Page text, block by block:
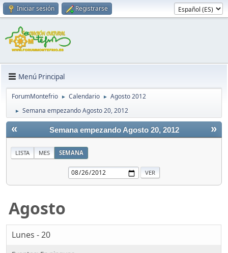
Iniciar sesión Registrarse
Menú Principal
ForumMontefrio ► Calendario ► Agosto 2012
► Semana empezando Agosto 20, 2012
« »
Semana empezando Agosto 20, 2012
LISTA MES SEMANA
Agosto
Lunes - 20